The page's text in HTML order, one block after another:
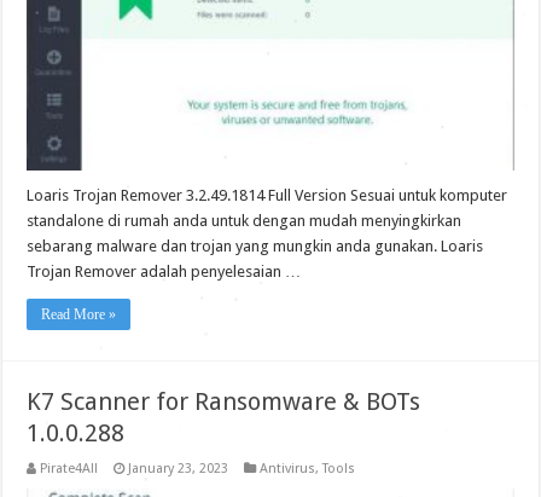
Loaris Trojan Remover 3.2.49.1814 Full Version Sesuai untuk komputer
standalone di rumah anda untuk dengan mudah menyingkirkan
sebarang malware dan trojan yang mungkin anda gunakan. Loaris
Trojan Remover adalah penyelesaian …
Read More »
K7 Scanner for Ransomware & BOTs
1.0.0.288
Pirate4All January 23, 2023 Antivirus,Tools